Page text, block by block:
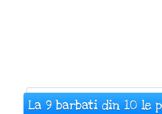
La 9 barbati din 10 le